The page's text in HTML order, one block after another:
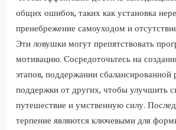
общих ошибок, таких как установка
пренебрежение самоуходом и
Эти ловушки могут препятствовать
мотивацию. Сосредоточьтесь на
этапов, поддержании сбалансированной
поддержки от других, чтобы улучшить
путешествие и умственную силу.
терпение являются ключевыми для